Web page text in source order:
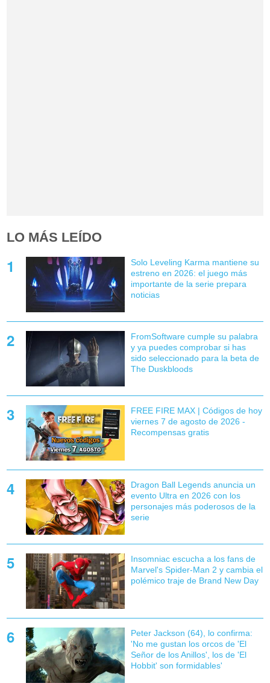
LO MÁS LEÍDO
Solo Leveling Karma mantiene su
estreno en 2026: el juego más
importante de la serie prepara
noticias
FromSoftware cumple su palabra
y ya puedes comprobar si has
sido seleccionado para la beta de
The Duskbloods
FREE FIRE MAX | Códigos de hoy
viernes 7 de agosto de 2026 -
Recompensas gratis
Dragon Ball Legends anuncia un
evento Ultra en 2026 con los
personajes más poderosos de la
serie
Insomniac escucha a los fans de
Marvel's Spider-Man 2 y cambia el
polémico traje de Brand New Day
Peter Jackson (64), lo confirma:
'No me gustan los orcos de 'El
Señor de los Anillos', los de 'El
Hobbit' son formidables'